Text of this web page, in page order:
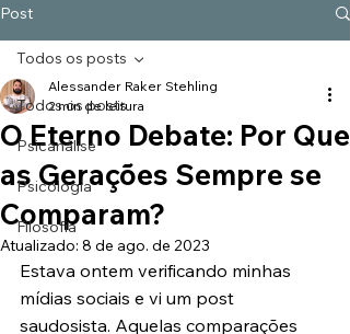
Post
Todos os posts
Psicanálise
Psicologia
Filosofia
Todos os posts
O Eterno Debate: Por Que
as Gerações Sempre se
Comparam?
Alessander Raker Stehling
2 min de leitura
Atualizado: 8 de ago. de 2023
Estava ontem verificando minhas
mídias sociais e vi um post
saudosista. Aquelas comparações